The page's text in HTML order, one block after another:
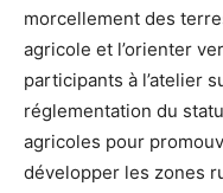
morcellement des
agricole et l’orienter
participants à l’atelier
réglementation du
agricoles pour
développer les zones